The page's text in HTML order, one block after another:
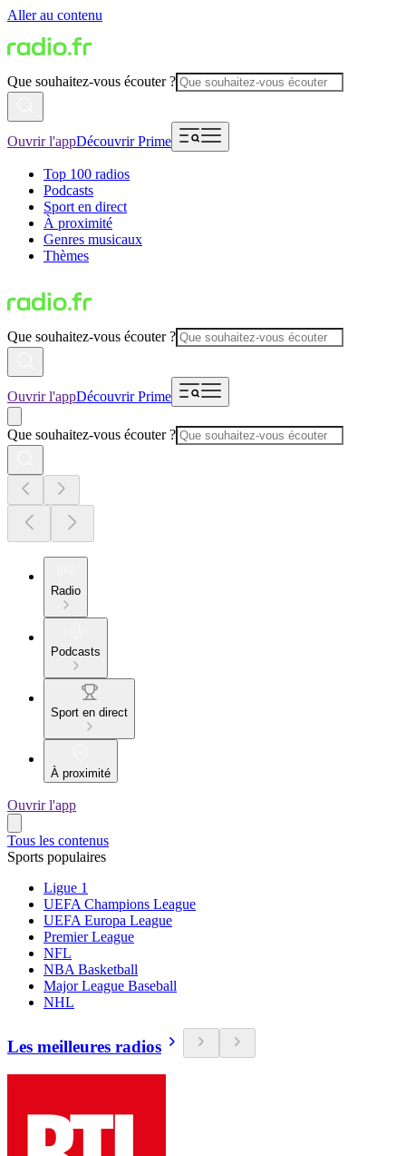
Aller au contenu
Que souhaitez-vous écouter ?
Ouvrir l'appDécouvrir Prime
Top 100 radios
Podcasts
Sport en direct
À proximité
Genres musicaux
Thèmes
Que souhaitez-vous écouter ?
Ouvrir l'appDécouvrir Prime
Que souhaitez-vous écouter ?
Radio
Podcasts
Sport en direct
À proximité
Ouvrir l'app
Tous les contenus
Sports populaires
Ligue 1
UEFA Champions League
UEFA Europa League
Premier League
NFL
NBA Basketball
Major League Baseball
NHL
Les meilleures radios